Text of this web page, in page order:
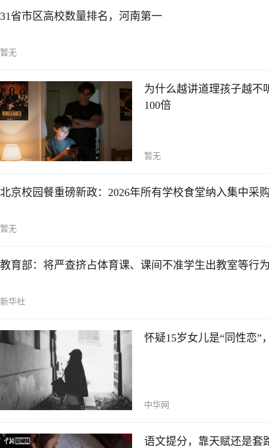
31省市区高校数量排名，河南第一
暂无
为什么越讲道理孩子越不
100倍
暂无
北京校园餐重磅新政：2026年所有学校食堂纳入集中采
暂无
教育部：将严查挤占体育课、课间不准学生出教室等行
新华社
怀疑15岁女儿是“同性恋”
中华网
语文提分，靠天赋还是套